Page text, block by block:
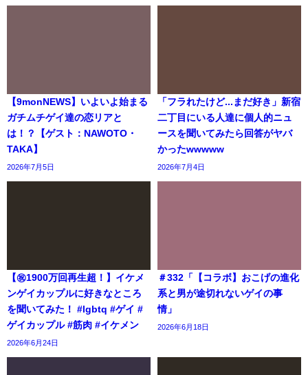
【9monNEWS】いよいよ始まる
ガチムチゲイ達の恋リアと
は！？【ゲスト：NAWOTO・
TAKA】
2026年7月5日
「フラれたけど...まだ好き」新宿
二丁目にいる人達に個人的ニュ
ースを聞いてみたら回答がヤバ
かったwwwww
2026年7月4日
【㊗️1900万回再生超！】イケメ
ンゲイカップルに好きなところ
を聞いてみた！ #lgbtq #ゲイ #
ゲイカップル #筋肉 #イケメン
2026年6月24日
＃332「【コラボ】おこげの進化
系と男が途切れないゲイの事
情」
2026年6月18日